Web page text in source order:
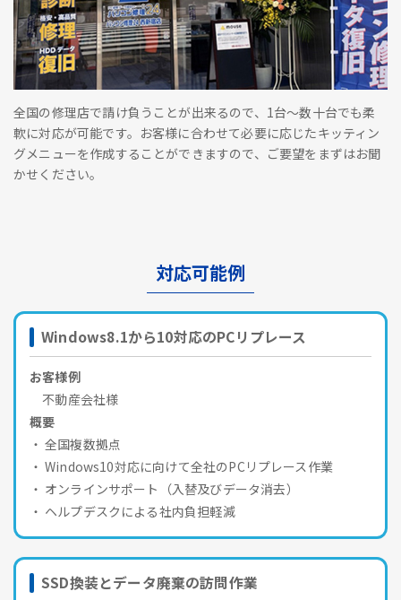
全国の修理店で請け負うことが出来るので、1台～数十台でも柔
軟に対応が可能です。お客様に合わせて必要に応じたキッティン
グメニューを作成することができますので、ご要望をまずはお聞
かせください。
対応可能例
Windows8.1から10対応のPCリプレース
お客様例
不動産会社様
概要
全国複数拠点
Windows10対応に向けて全社のPCリプレース作業
オンラインサポート（入替及びデータ消去）
ヘルプデスクによる社内負担軽減
SSD換装とデータ廃棄の訪問作業